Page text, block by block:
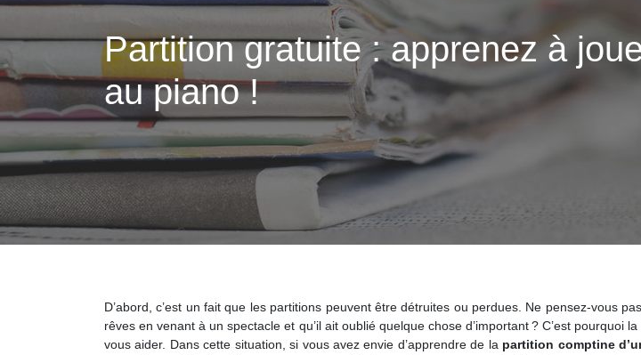
Partition gratuite : apprenez à
au piano !
D’abord, c’est un fait que les partitions peuvent être détruites ou perdues. Ne pensez-vous
rêves en venant à un spectacle et qu’il ait oublié quelque chose d’important ? C’est
vous aider. Dans cette situation, si vous avez envie d’apprendre de la partition comptine